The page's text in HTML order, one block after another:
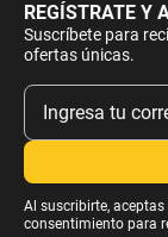
REGÍSTRATE Y
Suscríbete para
ofertas únicas.
Al suscribirte, aceptas
consentimiento para